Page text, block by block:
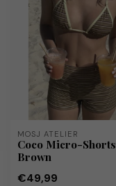
MOSJ ATELIER
Coco Micro-Shorts
Brown
€49,99